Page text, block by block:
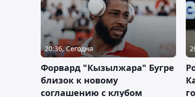
20:36, Сегодня
Форвард "Кызылжара" Бугре
близок к новому
соглашению с клубом